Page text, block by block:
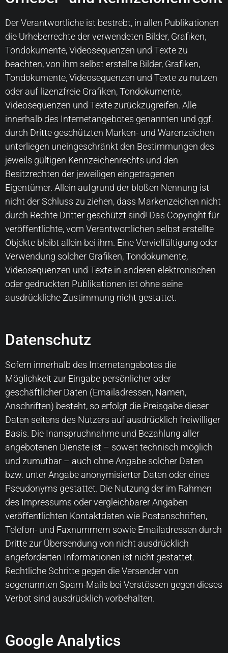
Der Verantwortliche ist bestrebt, in allen Publikationen
die Urheberrechte der verwendeten Bilder, Grafiken,
Tondokumente, Videosequenzen und Texte zu
beachten, von ihm selbst erstellte Bilder, Grafiken,
Tondokumente, Videosequenzen und Texte zu nutzen
oder auf lizenzfreie Grafiken, Tondokumente,
Videosequenzen und Texte zurückzugreifen. Alle
innerhalb des Internetangebotes genannten und ggf.
durch Dritte geschützten Marken- und Warenzeichen
unterliegen uneingeschränkt den Bestimmungen des
jeweils gültigen Kennzeichenrechts und den
Besitzrechten der jeweiligen eingetragenen
Eigentümer. Allein aufgrund der bloßen Nennung ist
nicht der Schluss zu ziehen, dass Markenzeichen nicht
durch Rechte Dritter geschützt sind! Das Copyright für
veröffentlichte, vom Verantwortlichen selbst erstellte
Objekte bleibt allein bei ihm. Eine Vervielfältigung oder
Verwendung solcher Grafiken, Tondokumente,
Videosequenzen und Texte in anderen elektronischen
oder gedruckten Publikationen ist ohne seine
ausdrückliche Zustimmung nicht gestattet.
Datenschutz
Sofern innerhalb des Internetangebotes die
Möglichkeit zur Eingabe persönlicher oder
geschäftlicher Daten (Emailadressen, Namen,
Anschriften) besteht, so erfolgt die Preisgabe dieser
Daten seitens des Nutzers auf ausdrücklich freiwilliger
Basis. Die Inanspruchnahme und Bezahlung aller
angebotenen Dienste ist – soweit technisch möglich
und zumutbar – auch ohne Angabe solcher Daten
bzw. unter Angabe anonymisierter Daten oder eines
Pseudonyms gestattet. Die Nutzung der im Rahmen
des Impressums oder vergleichbarer Angaben
veröffentlichten Kontaktdaten wie Postanschriften,
Telefon- und Faxnummern sowie Emailadressen durch
Dritte zur Übersendung von nicht ausdrücklich
angeforderten Informationen ist nicht gestattet.
Rechtliche Schritte gegen die Versender von
sogenannten Spam-Mails bei Verstössen gegen dieses
Verbot sind ausdrücklich vorbehalten.
Google Analytics